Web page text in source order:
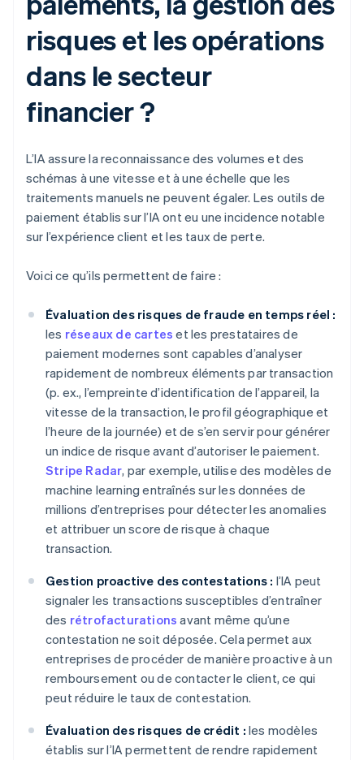
risques et les opérations
dans le secteur
financier ?
L’IA assure la reconnaissance des volumes et des
schémas à une vitesse et à une échelle que les
traitements manuels ne peuvent égaler. Les outils de
paiement établis sur l’IA ont eu une incidence notable
sur l’expérience client et les taux de perte.
Voici ce qu’ils permettent de faire :
Évaluation des risques de fraude en temps réel :
les réseaux de cartes et les prestataires de
paiement modernes sont capables d’analyser
rapidement de nombreux éléments par transaction
(p. ex., l’empreinte d’identification de l’appareil, la
vitesse de la transaction, le profil géographique et
l’heure de la journée) et de s’en servir pour générer
un indice de risque avant d’autoriser le paiement.
Stripe Radar, par exemple, utilise des modèles de
machine learning entraînés sur les données de
millions d’entreprises pour détecter les anomalies
et attribuer un score de risque à chaque
transaction.
Gestion proactive des contestations : l’IA peut
signaler les transactions susceptibles d’entraîner
des rétrofacturations avant même qu’une
contestation ne soit déposée. Cela permet aux
entreprises de procéder de manière proactive à un
remboursement ou de contacter le client, ce qui
peut réduire le taux de contestation.
Évaluation des risques de crédit : les modèles
établis sur l’IA permettent de rendre rapidement